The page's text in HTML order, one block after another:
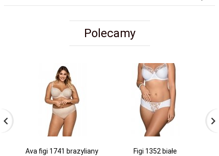
Polecamy
Ava figi 1741 brazyliany Figi 1352 białe